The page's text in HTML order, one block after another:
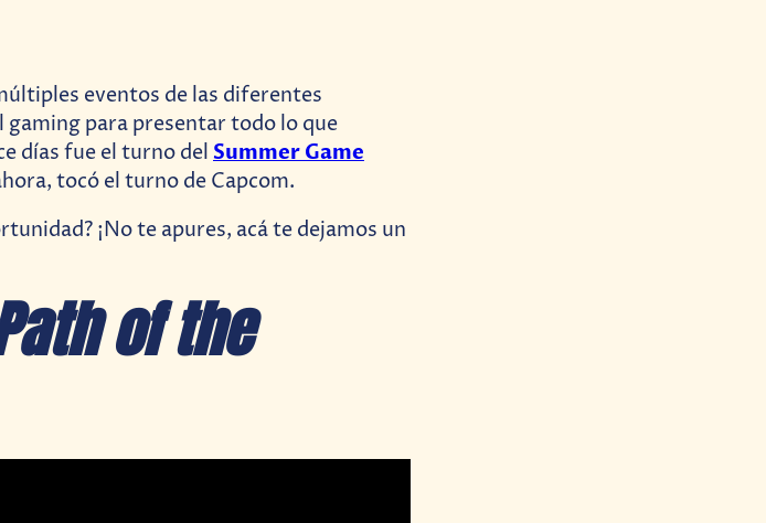
eventos de las diferentes
gaming para presentar todo lo que
días fue el turno del Summer Game
tocó el turno de Capcom.
¡No te apures, acá te dejamos un
of the